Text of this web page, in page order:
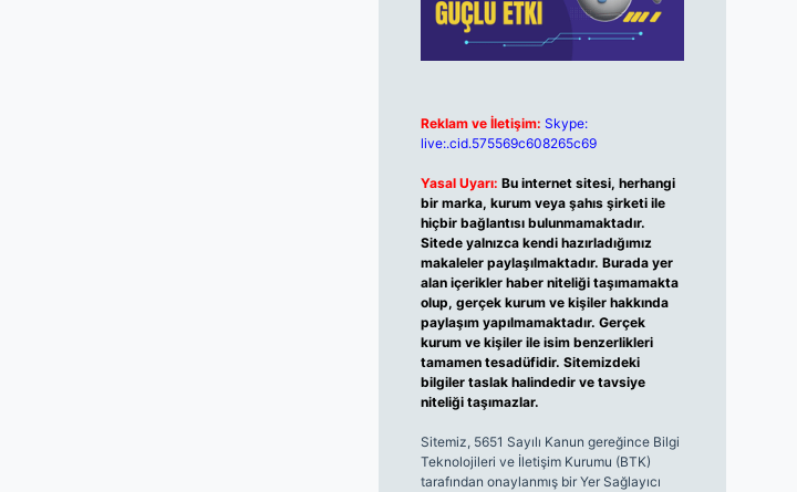
Reklam ve İletişim: Skype:
live:.cid.575569c608265c69
Yasal Uyarı: Bu internet sitesi, herhangi
bir marka, kurum veya şahıs şirketi ile
hiçbir bağlantısı bulunmamaktadır.
Sitede yalnızca kendi hazırladığımız
makaleler paylaşılmaktadır. Burada yer
alan içerikler haber niteliği taşımamakta
olup, gerçek kurum ve kişiler hakkında
paylaşım yapılmamaktadır. Gerçek
kurum ve kişiler ile isim benzerlikleri
tamamen tesadüfidir. Sitemizdeki
bilgiler taslak halindedir ve tavsiye
niteliği taşımazlar.
Sitemiz, 5651 Sayılı Kanun gereğince Bilgi
Teknolojileri ve İletişim Kurumu (BTK)
tarafından onaylanmış bir Yer Sağlayıcı